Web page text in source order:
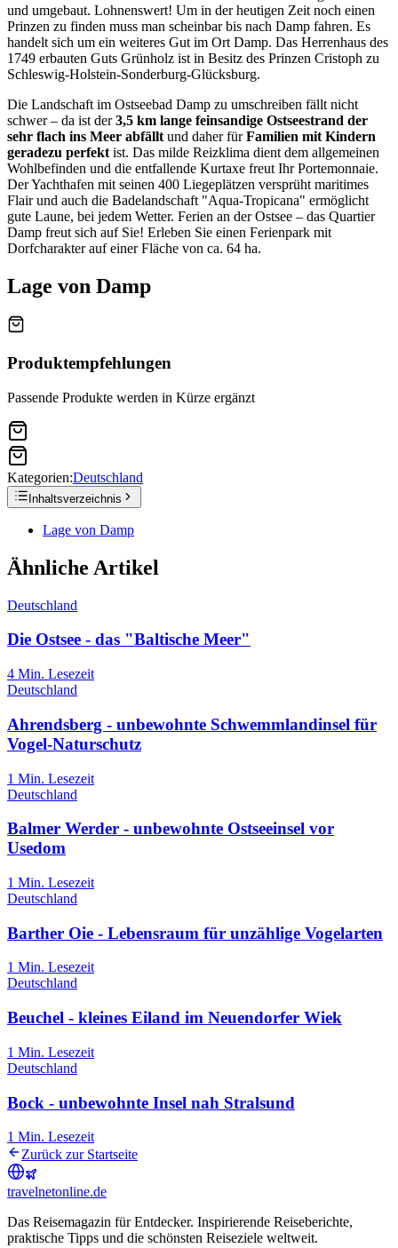
und umgebaut. Lohnenswert! Um in der heutigen Zeit noch einen
Prinzen zu finden muss man scheinbar bis nach Damp fahren. Es
handelt sich um ein weiteres Gut im Ort Damp. Das Herrenhaus des
1749 erbauten Guts Grünholz ist in Besitz des Prinzen Cristoph zu
Schleswig-Holstein-Sonderburg-Glücksburg.
Die Landschaft im Ostseebad Damp zu umschreiben fällt nicht
schwer – da ist der3,5 km lange feinsandige Ostseestrand der
sehr flach ins Meer abfällt und daher fürFamilien mit Kindern
geradezu perfekt ist. Das milde Reizklima dient dem allgemeinen
Wohlbefinden und die entfallende Kurtaxe freut Ihr Portemonnaie.
Der Yachthafen mit seinen 400 Liegeplätzen versprüht maritimes
Flair und auch die Badelandschaft "Aqua-Tropicana" ermöglicht
gute Laune, bei jedem Wetter. Ferien an der Ostsee – das Quartier
Damp freut sich auf Sie! Erleben Sie einen Ferienpark mit
Dorfcharakter auf einer Fläche von ca. 64 ha.
Lage von Damp
Produktempfehlungen
Passende Produkte werden in Kürze ergänzt
Kategorien:Deutschland
Inhaltsverzeichnis
Lage von Damp
Ähnliche Artikel
Deutschland
Die Ostsee - das "Baltische Meer"
4 Min. Lesezeit
Deutschland
Ahrendsberg - unbewohnte Schwemmlandinsel für
Vogel-Naturschutz
1 Min. Lesezeit
Deutschland
Balmer Werder - unbewohnte Ostseeinsel vor
Usedom
1 Min. Lesezeit
Deutschland
Barther Oie - Lebensraum für unzählige Vogelarten
1 Min. Lesezeit
Deutschland
Beuchel - kleines Eiland im Neuendorfer Wiek
1 Min. Lesezeit
Deutschland
Bock - unbewohnte Insel nah Stralsund
1 Min. Lesezeit
Zurück zur Startseite
travelnetonline.de
Das Reisemagazin für Entdecker. Inspirierende Reiseberichte,
praktische Tipps und die schönsten Reiseziele weltweit.